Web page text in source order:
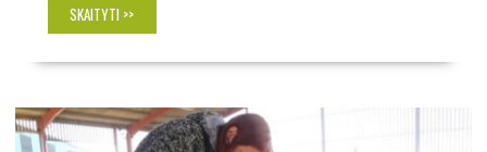
SKAITYTI >>